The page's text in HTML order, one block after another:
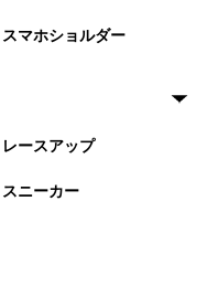
スマホショルダー
レースアップ
スニーカー